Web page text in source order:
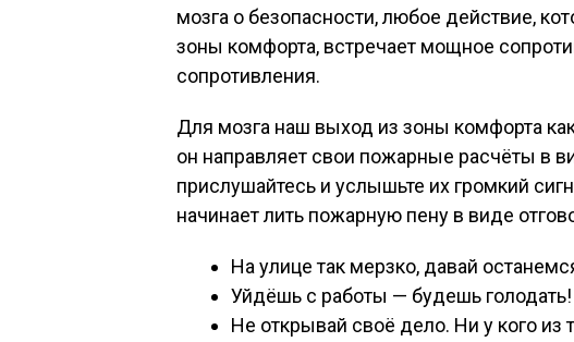
мозга о безопасности, любое действие,
зоны комфорта, встречает мощное
сопротивления.
Для мозга наш выход из зоны комфорта
он направляет свои пожарные расчёты в
прислушайтесь и услышьте их громкий
начинает лить пожарную пену в виде
На улице так мерзко, давай
Уйдёшь с работы — будешь голодать!
Не открывай своё дело. Ни у кого из